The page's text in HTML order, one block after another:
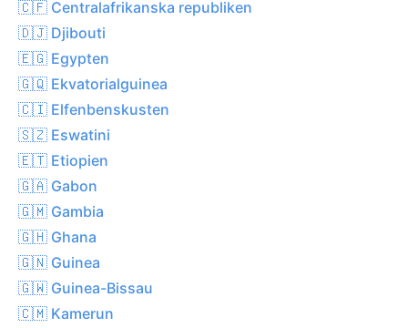
🇨🇫 Centralafrikanska republiken
🇩🇯 Djibouti
🇪🇬 Egypten
🇬🇶 Ekvatorialguinea
🇨🇮 Elfenbenskusten
🇸🇿 Eswatini
🇪🇹 Etiopien
🇬🇦 Gabon
🇬🇲 Gambia
🇬🇭 Ghana
🇬🇳 Guinea
🇬🇼 Guinea-Bissau
🇨🇲 Kamerun